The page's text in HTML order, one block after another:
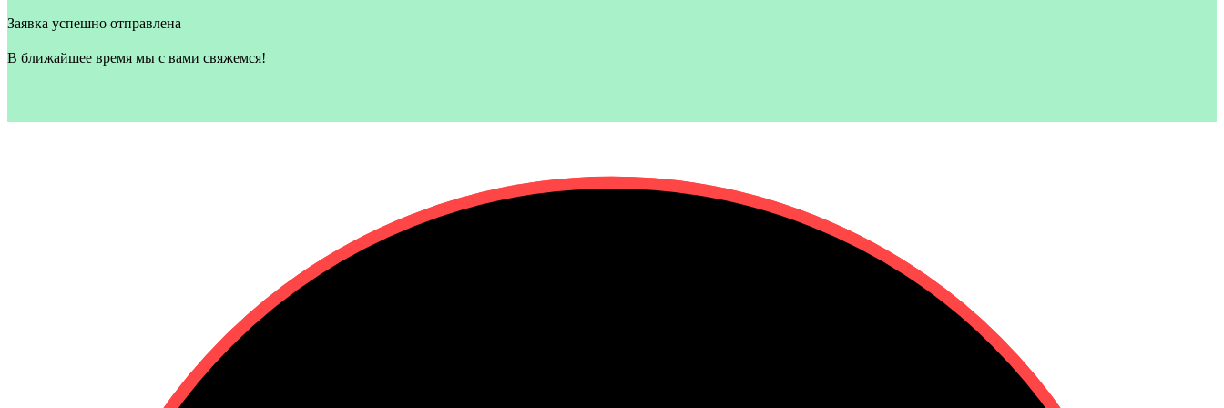
Заявка успешно отправлена
В ближайшее время мы с вами свяжемся!